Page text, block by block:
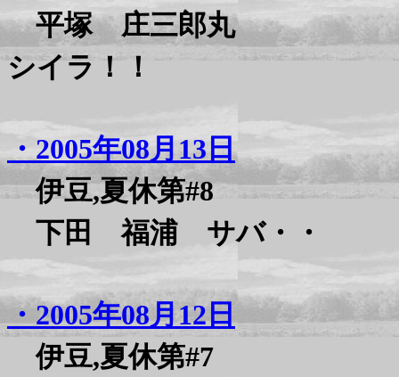
平塚 庄三郎丸
シイラ！！
・2005年08月13日
伊豆,夏休第#8
下田 福浦 サバ・・
・2005年08月12日
伊豆,夏休第#7